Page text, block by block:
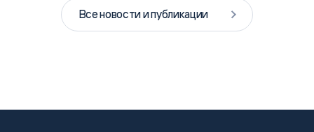
Все новости и публикации